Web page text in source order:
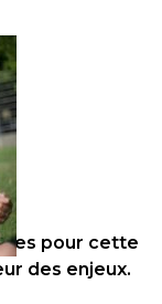
pour cette
des enjeux.